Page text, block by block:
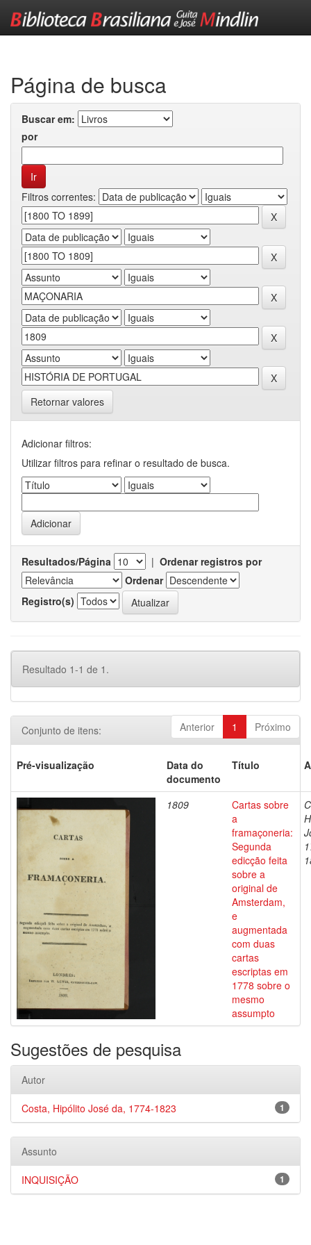
Página de busca
Buscar em:
por
Filtros correntes:
Retornar valores
Adicionar filtros:
Utilizar filtros para refinar o resultado de busca.
Resultados/Página | Ordenar registros por
Ordenar
Registro(s)
Resultado 1-1 de 1.
Anterior 1 Próximo
Conjunto de itens:
Pré-visualização
Data do
documento
Título
1809
Cartas sobre
a
framaçoneria:
Segunda
edicção feita
sobre a
original de
Amsterdam,
e
augmentada
com duas
cartas
escriptas em
1778 sobre o
mesmo
assumpto
Sugestões de pesquisa
Autor
1
Costa, Hipólito José da, 1774-1823
Assunto
1
INQUISIÇÃO